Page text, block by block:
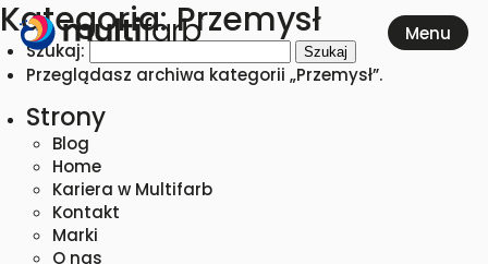
Kategoria:Przemysł
Szukaj:
Przeglądasz archiwa kategorii „Przemysł”.
Strony
Blog
Home
Kariera w Multifarb
Kontakt
Marki
O nas